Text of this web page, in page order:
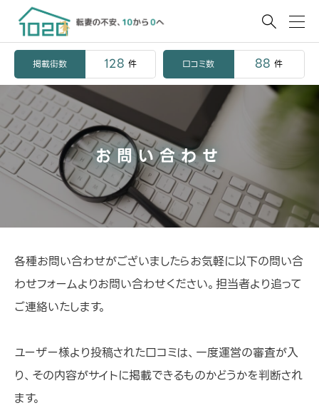

掲載街数 128 件 口コミ数 88 件
お問い合わせ
各種お問い合わせがございましたらお気軽に以下の問い合
わせフォームよりお問い合わせください。担当者より追って
ご連絡いたします。
ユーザー様より投稿された口コミは、一度運営の審査が入
り、その内容がサイトに掲載できるものかどうかを判断され
ます。